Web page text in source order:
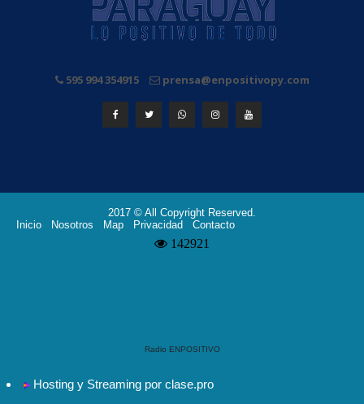
595 994 354915 prensa@enpositivopy.com
2017 © All Copyright Reserved.
Inicio
Nosotros Map Privacidad Contacto
Radio ENPOSITIVO
Hosting y Streaming por clase.pro